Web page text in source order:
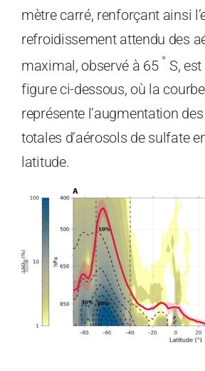
mètre carré, renforçant ainsi
refroidissement attendu des
maximal, observé à 65 ° S,
figure ci-dessous, où la
représente l’augmentation
totales d’aérosols de sulfate
latitude.